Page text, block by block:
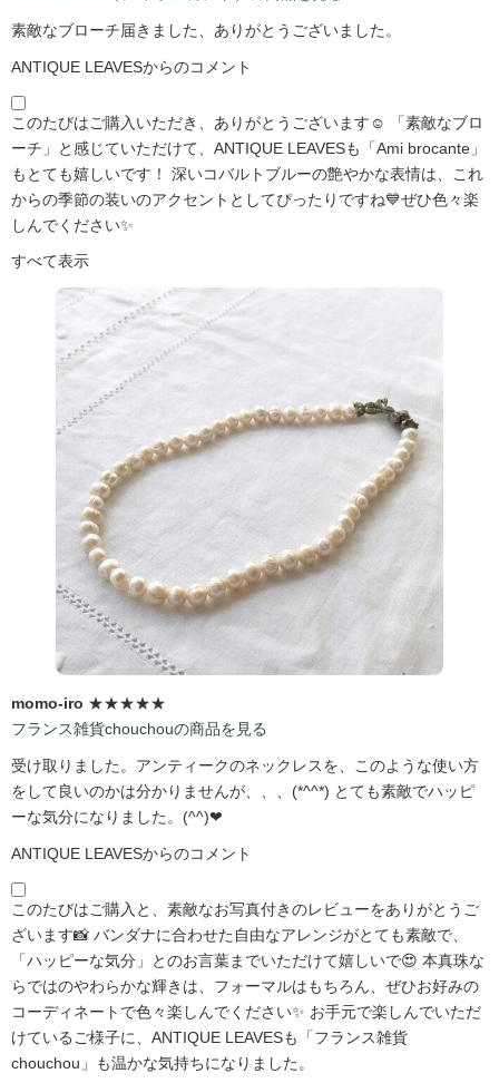
素敵なブローチ届きました、ありがとうございました。
ANTIQUE LEAVESからのコメント
このたびはご購入いただき、ありがとうございます☺️ 「素敵なブロ
ーチ」と感じていただけて、ANTIQUE LEAVESも「Ami brocante」
もとても嬉しいです！ 深いコバルトブルーの艶やかな表情は、これ
からの季節の装いのアクセントとしてぴったりですね💙ぜひ色々楽
しんでください✨
すべて表示
momo-iro ★★★★★
フランス雑貨chouchouの商品を見る
受け取りました。アンティークのネックレスを、このような使い方
をして良いのかは分かりませんが、、、(*^^*) とても素敵でハッピ
ーな気分になりました。(^^)❤
ANTIQUE LEAVESからのコメント
このたびはご購入と、素敵なお写真付きのレビューをありがとうご
ざいます📸 バンダナに合わせた自由なアレンジがとても素敵で、
「ハッピーな気分」とのお言葉までいただけて嬉しいで😍 本真珠な
らではのやわらかな輝きは、フォーマルはもちろん、ぜひお好みの
コーディネートで色々楽しんでください✨ お手元で楽しんでいただ
けているご様子に、ANTIQUE LEAVESも「フランス雑貨
chouchou」も温かな気持ちになりました。